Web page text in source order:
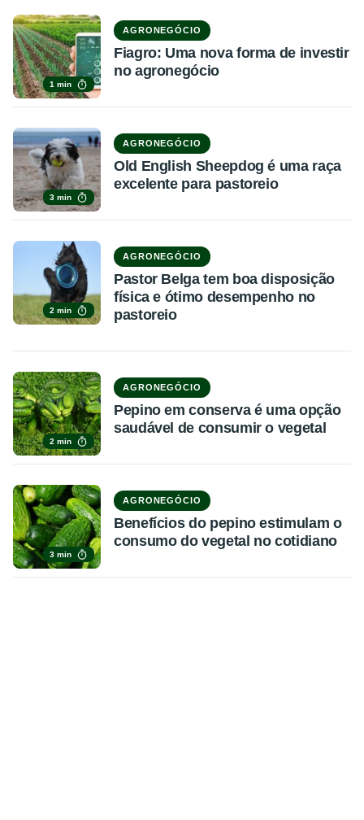
1 min
AGRONEGÓCIO
Fiagro: Uma nova forma de investir
no agronegócio
3 min
AGRONEGÓCIO
Old English Sheepdog é uma raça
excelente para pastoreio
2 min
AGRONEGÓCIO
Pastor Belga tem boa disposição
física e ótimo desempenho no
pastoreio
2 min
AGRONEGÓCIO
Pepino em conserva é uma opção
saudável de consumir o vegetal
3 min
AGRONEGÓCIO
Benefícios do pepino estimulam o
consumo do vegetal no cotidiano